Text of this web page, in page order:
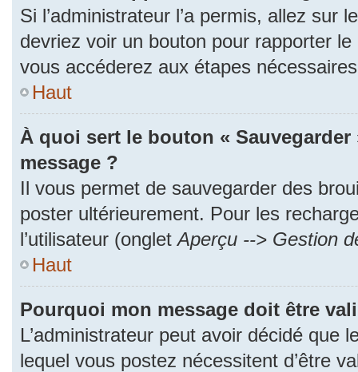
Si l’administrateur l’a permis, allez sur
devriez voir un bouton pour rapporter
vous accéderez aux étapes
Haut
À quoi sert le bouton «
message ?
Il vous permet de sauvegarder des
poster ultérieurement. Pour les
l’utilisateur (ongletAperçu --> Gestion
Haut
Pourquoi mon message doit être
L’administrateur peut avoir décidé que
lequel vous postez nécessitent d’être